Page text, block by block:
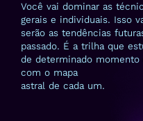
Você vai dominar as
gerais e individuais. Isso
serão as tendências
passado. É a trilha que
de determinado
com o mapa
astral de cada um.